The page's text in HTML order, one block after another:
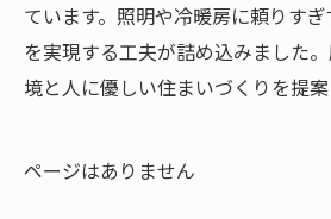
ています。照明や冷暖房に頼りす
を実現する工夫が詰め込みました
境と人に優しい住まいづくりを提案
ページはありません